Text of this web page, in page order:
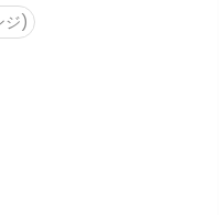
ジ)